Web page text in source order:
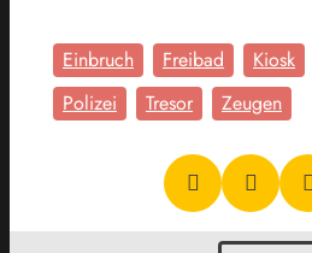
Einbruch Freibad Kiosk
Polizei
Tresor Zeugen